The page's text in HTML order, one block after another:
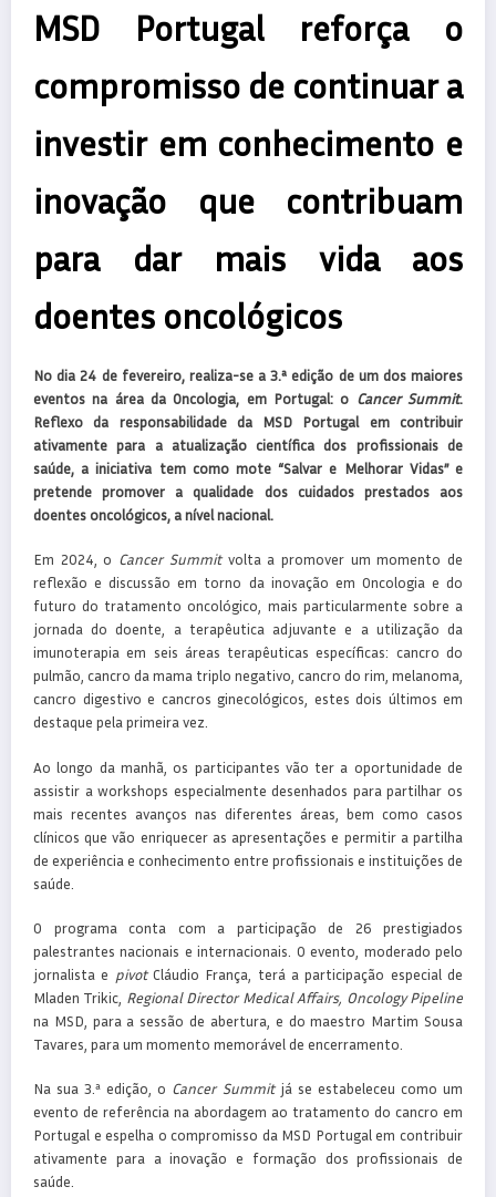
MSD Portugal reforça o
compromisso de continuar a
investir em conhecimento e
inovação que contribuam
para dar mais vida aos
doentes oncológicos
No dia 24 de fevereiro, realiza-se a 3.ª edição de um dos maiores
eventos na área da Oncologia, em Portugal: o Cancer Summit.
Reflexo da responsabilidade da MSD Portugal em contribuir
ativamente para a atualização científica dos profissionais de
saúde, a iniciativa tem como mote “Salvar e Melhorar Vidas” e
pretende promover a qualidade dos cuidados prestados aos
doentes oncológicos, a nível nacional.
Em 2024, o Cancer Summit volta a promover um momento de
reflexão e discussão em torno da inovação em Oncologia e do
futuro do tratamento oncológico, mais particularmente sobre a
jornada do doente, a terapêutica adjuvante e a utilização da
imunoterapia em seis áreas terapêuticas específicas: cancro do
pulmão, cancro da mama triplo negativo, cancro do rim, melanoma,
cancro digestivo e cancros ginecológicos, estes dois últimos em
destaque pela primeira vez.
Ao longo da manhã, os participantes vão ter a oportunidade de
assistir a workshops especialmente desenhados para partilhar os
mais recentes avanços nas diferentes áreas, bem como casos
clínicos que vão enriquecer as apresentações e permitir a partilha
de experiência e conhecimento entre profissionais e instituições de
saúde.
O programa conta com a participação de 26 prestigiados
palestrantes nacionais e internacionais. O evento, moderado pelo
jornalista e pivotCláudio França, terá a participação especial de
Mladen Trikic, Regional Director Medical Affairs, Oncology Pipeline
na MSD, para a sessão de abertura, e do maestro Martim Sousa
Tavares, para um momento memorável de encerramento.
Na sua 3.ª edição, o Cancer Summitjá se estabeleceu como um
evento de referência na abordagem ao tratamento do cancro em
Portugal e espelha o compromisso da MSD Portugal em contribuir
ativamente para a inovação e formação dos profissionais de
saúde.